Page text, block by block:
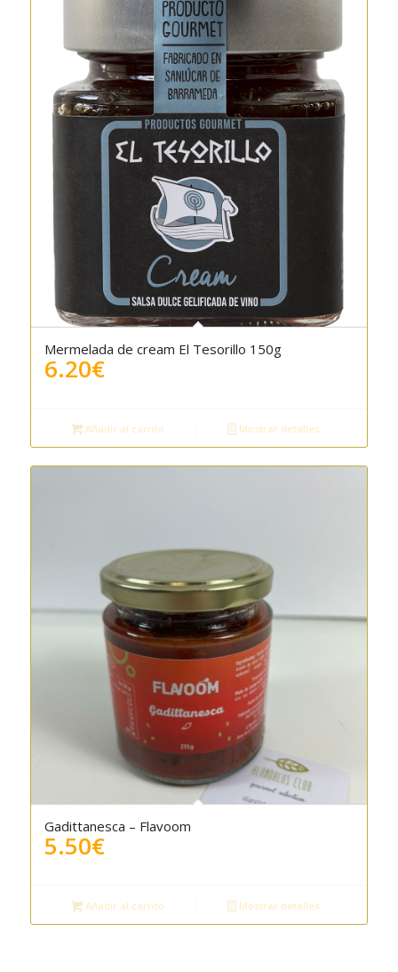
Mermelada de cream El Tesorillo 150g
6.20€
Añadir al carrito Mostrar detalles
Gadittanesca – Flavoom
5.50€
Añadir al carrito Mostrar detalles